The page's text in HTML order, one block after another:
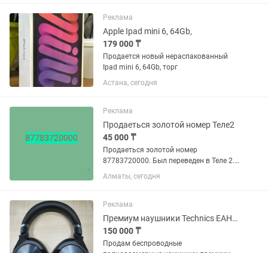
обслуживании модель ✅ Чистый,...
Реклама
Apple Ipad mini 6, 64Gb,
179 000 ₸
Продается новый нераспакованный
Ipad mini 6, 64Gb, торг
Астана, сегодня
Реклама
Продаеться золотой номер Теле2
45 000 ₸
Продаеться золотой номер
87783720000. Был переведен в Теле 2.
Номер оформлен на меня,
переоформление у оператора без
новые,открывались для проверки.
Обмена и Торга...
Алматы, сегодня
Реклама
Премиум наушники Technics EAH-A800 (Hi-Res, ANC). Идеальное состояние
150 000 ₸
Продам беспроводные